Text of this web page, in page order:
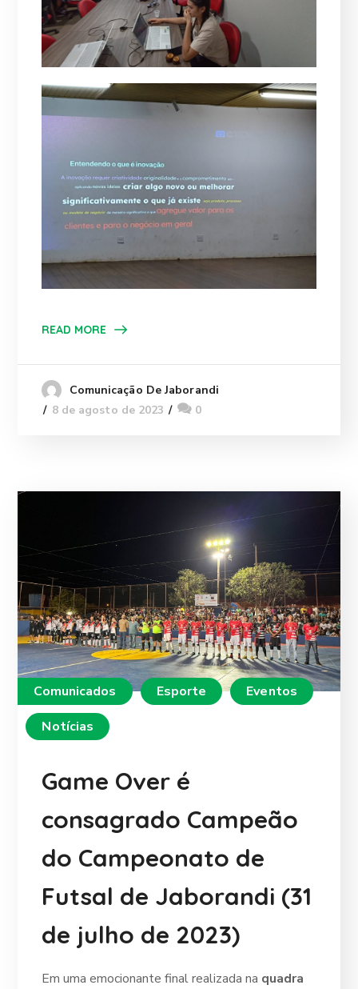
READ MORE
Comunicação De Jaborandi
8 de agosto de 2023
0
Comunicados Esporte
Eventos
Notícias
Game Over é
consagrado Campeão
do Campeonato de
Futsal de Jaborandi (31
de julho de 2023)
Em uma emocionante final realizada na quadra